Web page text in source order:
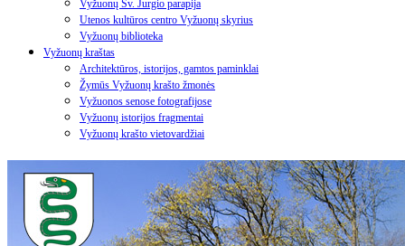
Vyžuonų Šv. Jurgio parapija
Utenos kultūros centro Vyžuonų skyrius
Vyžuonų biblioteka
Vyžuonų kraštas
Architektūros, istorijos, gamtos paminklai
Žymūs Vyžuonų krašto žmonės
Vyžuonos senose fotografijose
Vyžuonų istorijos fragmentai
Vyžuonų krašto vietovardžiai